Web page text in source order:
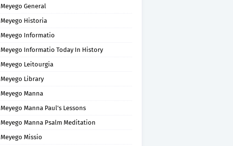
Meyego General
Meyego Historia
Meyego Informatio
Meyego Informatio Today In History
Meyego Leitourgia
Meyego Library
Meyego Manna
Meyego Manna Paul's Lessons
Meyego Manna Psalm Meditation
Meyego Missio